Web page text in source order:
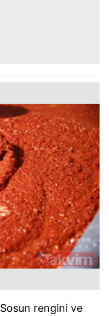
Sosun rengini ve